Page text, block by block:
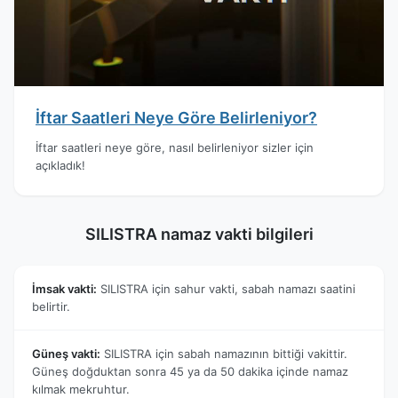
İftar Saatleri Neye Göre Belirleniyor?
İftar saatleri neye göre, nasıl belirleniyor sizler için
açıkladık!
SILISTRA namaz vakti bilgileri
İmsak vakti: SILISTRA için sahur vakti, sabah namazı saatini
belirtir.
Güneş vakti: SILISTRA için sabah namazının bittiği vakittir.
Güneş doğduktan sonra 45 ya da 50 dakika içinde namaz
kılmak mekruhtur.